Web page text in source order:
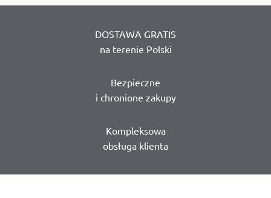
DOSTAWA GRATIS
na terenie Polski
Bezpieczne
i chronione zakupy
Kompleksowa
obsługa klienta